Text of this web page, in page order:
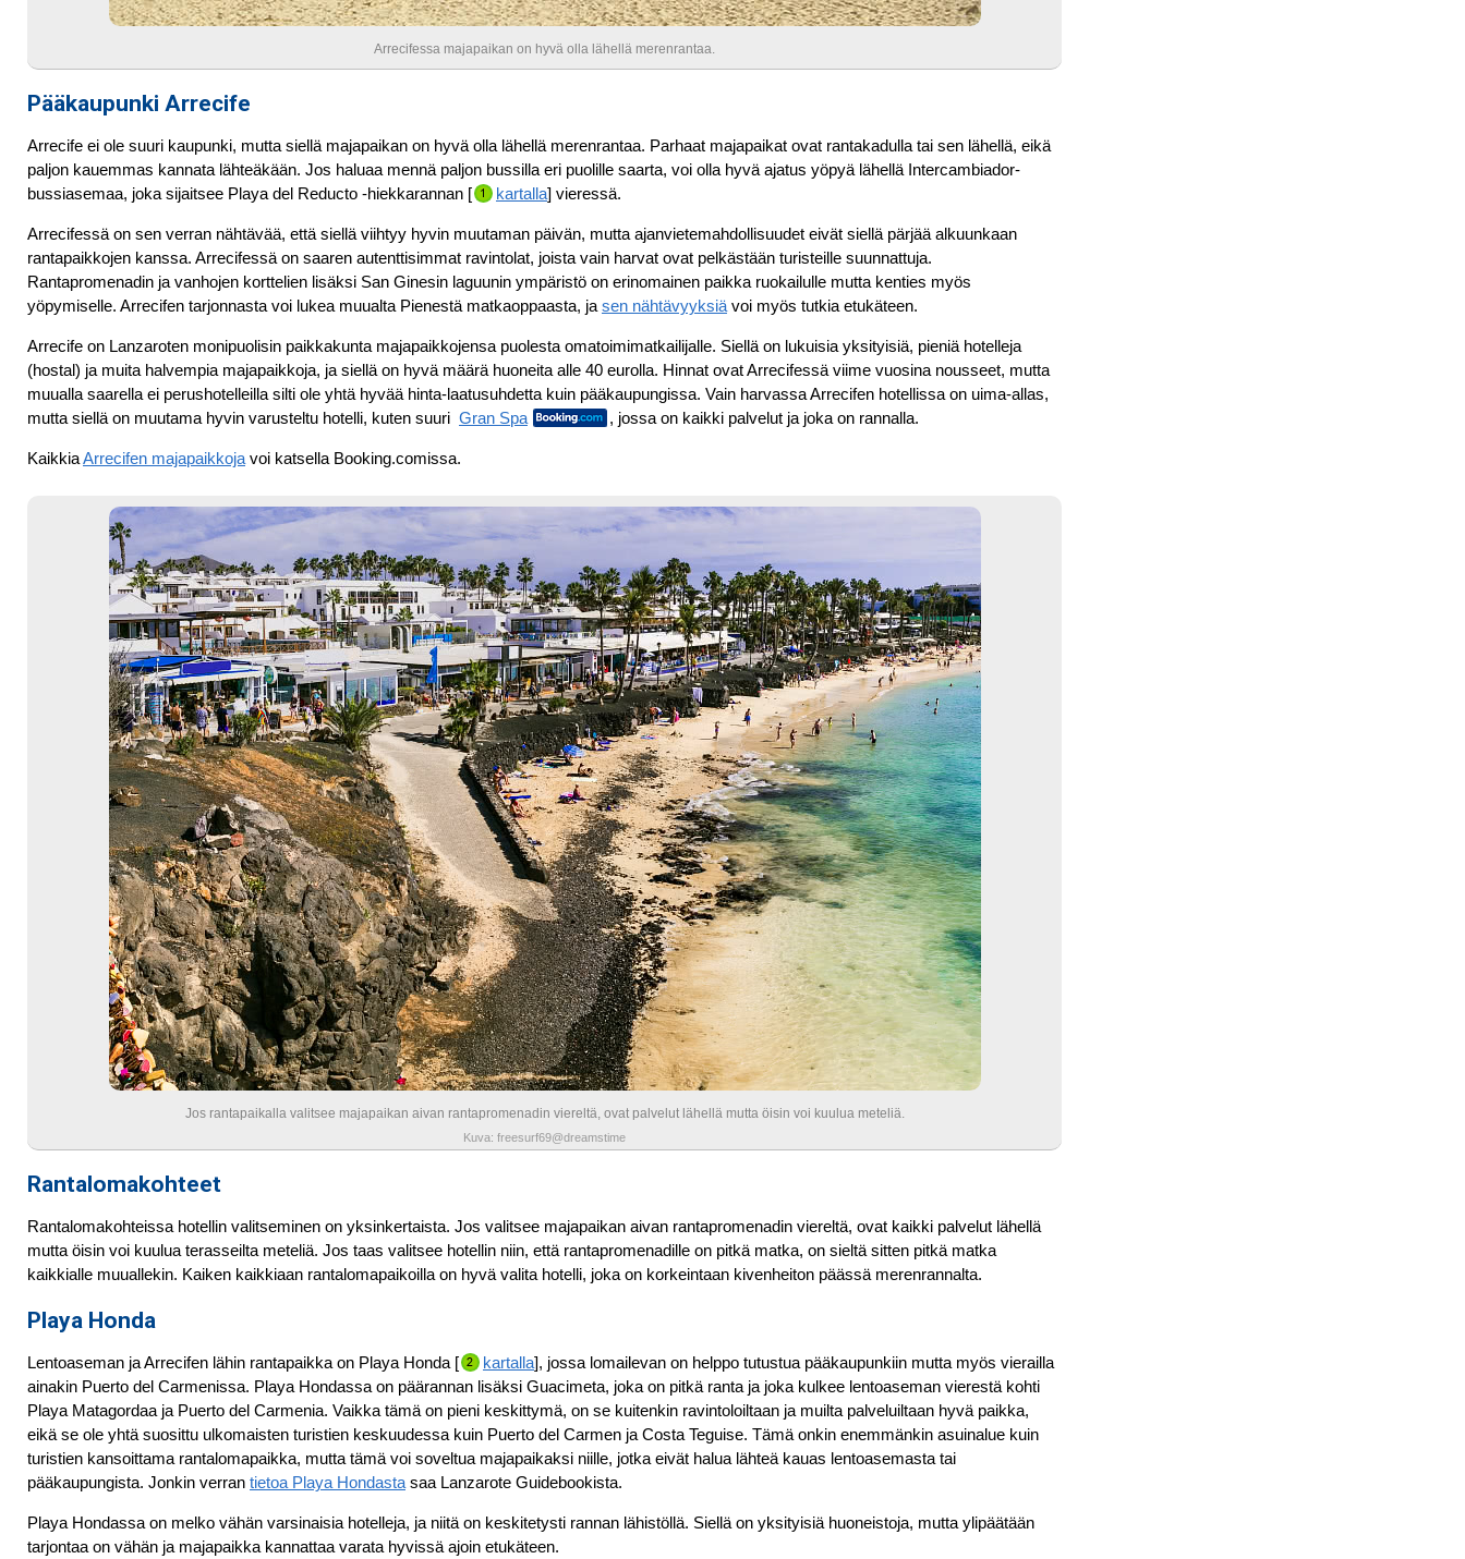
Arrecifessa majapaikan on hyvä olla lähellä merenrantaa.
Pääkaupunki Arrecife
Arrecife ei ole suuri kaupunki, mutta siellä majapaikan on hyvä olla lähellä merenrantaa. Parhaat majapaikat ovat rantakadulla tai sen lähellä, eikä
paljon kauemmas kannata lähteäkään. Jos haluaa mennä paljon bussilla eri puolille saarta, voi olla hyvä ajatus yöpyä lähellä Intercambiador-
bussiasemaa, joka sijaitsee Playa del Reducto -hiekkarannan [
kartalla] vieressä.
Arrecifessä on sen verran nähtävää, että siellä viihtyy hyvin muutaman päivän, mutta ajanvietemahdollisuudet eivät siellä pärjää alkuunkaan
rantapaikkojen kanssa. Arrecifessä on saaren autenttisimmat ravintolat, joista vain harvat ovat pelkästään turisteille suunnattuja.
Rantapromenadin ja vanhojen korttelien lisäksi San Ginesin laguunin ympäristö on erinomainen paikka ruokailulle mutta kenties myös
yöpymiselle. Arrecifen tarjonnasta voi lukea muualta Pienestä matkaoppaasta, ja sen nähtävyyksiä voi myös tutkia etukäteen.
Arrecife on Lanzaroten monipuolisin paikkakunta majapaikkojensa puolesta omatoimimatkailijalle. Siellä on lukuisia yksityisiä, pieniä hotelleja
(hostal) ja muita halvempia majapaikkoja, ja siellä on hyvä määrä huoneita alle 40 eurolla. Hinnat ovat Arrecifessä viime vuosina nousseet, mutta
muualla saarella ei perushotelleilla silti ole yhtä hyvää hinta-laatusuhdetta kuin pääkaupungissa. Vain harvassa Arrecifen hotellissa on uima-allas,
mutta siellä on muutama hyvin varusteltu hotelli, kuten suuri Gran Spa , jossa on kaikki palvelut ja joka on rannalla.
KaikkiaArrecifen majapaikkoja voi katsella Booking.comissa.
Jos rantapaikalla valitsee majapaikan aivan rantapromenadin viereltä, ovat palvelut lähellä mutta öisin voi kuulua meteliä.
Kuva: freesurf69@dreamstime
Rantalomakohteet
Rantalomakohteissa hotellin valitseminen on yksinkertaista. Jos valitsee majapaikan aivan rantapromenadin viereltä, ovat kaikki palvelut lähellä
mutta öisin voi kuulua terasseilta meteliä. Jos taas valitsee hotellin niin, että rantapromenadille on pitkä matka, on sieltä sitten pitkä matka
kaikkialle muuallekin. Kaiken kaikkiaan rantalomapaikoilla on hyvä valita hotelli, joka on korkeintaan kivenheiton päässä merenrannalta.
Playa Honda
Lentoaseman ja Arrecifen lähin rantapaikka on Playa Honda [ kartalla], jossa lomailevan on helppo tutustua pääkaupunkiin mutta myös vierailla
ainakin Puerto del Carmenissa. Playa Hondassa on päärannan lisäksi Guacimeta, joka on pitkä ranta ja joka kulkee lentoaseman vierestä kohti
Playa Matagordaa ja Puerto del Carmenia. Vaikka tämä on pieni keskittymä, on se kuitenkin ravintoloiltaan ja muilta palveluiltaan hyvä paikka,
eikä se ole yhtä suosittu ulkomaisten turistien keskuudessa kuin Puerto del Carmen ja Costa Teguise. Tämä onkin enemmänkin asuinalue kuin
turistien kansoittama rantalomapaikka, mutta tämä voi soveltua majapaikaksi niille, jotka eivät halua lähteä kauas lentoasemasta tai
pääkaupungista. Jonkin verran tietoa Playa Hondasta saa Lanzarote Guidebookista.
Playa Hondassa on melko vähän varsinaisia hotelleja, ja niitä on keskitetysti rannan lähistöllä. Siellä on yksityisiä huoneistoja, mutta ylipäätään
tarjontaa on vähän ja majapaikka kannattaa varata hyvissä ajoin etukäteen.